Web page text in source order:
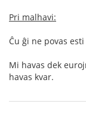
Pri malhavi:
Ĉu ĝi ne povas
Mi havas dek
havas kvar.